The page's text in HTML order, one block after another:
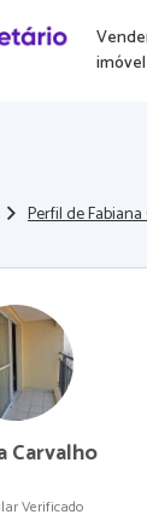
imóvel
Perfil de
Carvalho
Verificado